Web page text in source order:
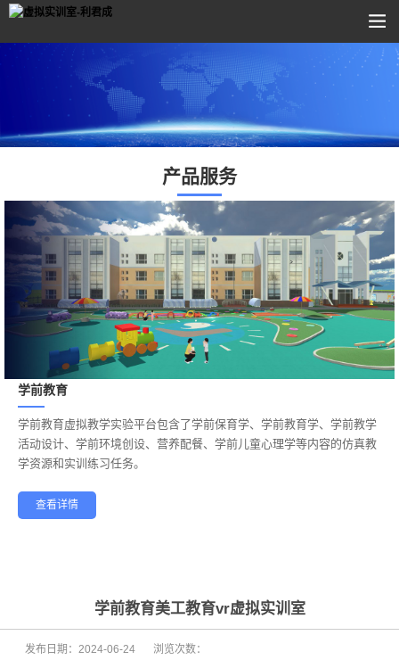
产品服务
学前教育
——
学前教育虚拟教学实验平台包含了学前保育学、学前教育学、学前教学
活动设计、学前环境创设、营养配餐、学前儿童心理学等内容的仿真教
学资源和实训练习任务。
查看详情
健康养老
学前教育美工教育vr虚拟实训室
发布日期： 2024-06-24 浏览次数：